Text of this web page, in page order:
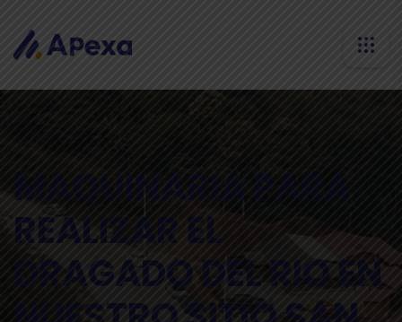
MAQUINARIA PARA
REALIZAR EL
DRAGADO DEL RIO EN